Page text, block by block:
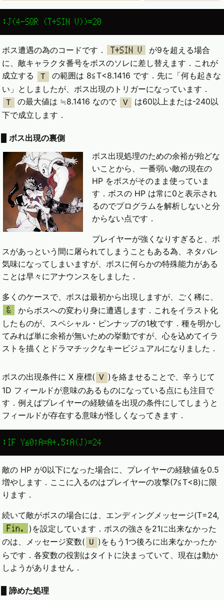
:J(4-SQR (T+SIN V))=20
ボス遭遇の為のコードです． T+SIN V
が9を超える場合
に、敵キャラクタ番号をボスのソレに差し替えます．これが
成立する
T
の範囲は 8≦T<8.1416 です．先に「何も起きな
い」としましたが、ボス出現のトリガーになっています．
T の最大値は ≒8.1416 なので V
は60以上または-240以
下で成立します．
ボス出現の裏側
ボス出現処理のための余裕が殆どな
いことから、一番弱い敵の現在の
HP をボスがそのまま使っていま
す．ボスの HP は常に0と表示され
るのでプログラムを解析しないと分
からない点です．
プレイヤーが強くなりすぎると、ボ
スがあっという間に屠られてしまうこともある為、ネタバレ
気味になってしまいますが、ボスに何らかの特殊能力がある
ことは早々にアナウンスをしました．
多くのケースで、ボスは最初から出現しますが、ごく稀に、
&
からボスへの変わり身に遭遇します．これをイラスト化
したものが、スペシャル・ピンナップの1枚です．種を明かし
てみれば単に余裕が無いための挙動ですが、心を込めてイラ
ストを描くとドラマチックなキービジュアルになりました．
ボスの出現条件に X 座標( V )を絡ませることで、辛うじて
1D フィールドが意味のあるものになっている点にも注目で
す．例えばプレイヤーの経験値を出現の条件にしてしまうと
フィールドが存在する意味が怪しくなってきます．
:IF Y≦0;A=A+.5:A(J)=24
敵の HP が0以下になった場合に、プレイヤーの経験値を0.5
増やします．ここに入るのはプレイヤーの攻撃(7≦T<8)に限
ります．
続いて敵がボスの場合には、エンディングメッセージ(T=24,
Fin.
)を設定しています．ボスの強さを21に出来なかった
のは、メッセージ変数( U )をもう1つ後ろに出来なかったか
らです．各変数の役割はタイトに決まっていて、現在は動か
しようがありません．
諦めた処理